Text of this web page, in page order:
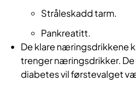
Stråleskadd tarm.
Pankreatitt.
De klare næringsdrikkene
trenger næringsdrikker. De
diabetes vil førstevalget